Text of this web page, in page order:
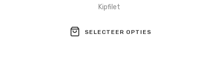
Kipfilet
SELECTEER OPTIES